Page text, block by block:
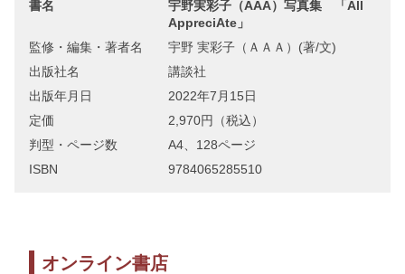
書名
宇野実彩子（AAA）写真集 「All
AppreciAte」
監修・編集・著者名
宇野 実彩子（ＡＡＡ）(著/文)
出版社名
講談社
出版年月日
2022年7月15日
定価
2,970円（税込）
判型・ページ数
A4、128ページ
ISBN
9784065285510
オンライン書店